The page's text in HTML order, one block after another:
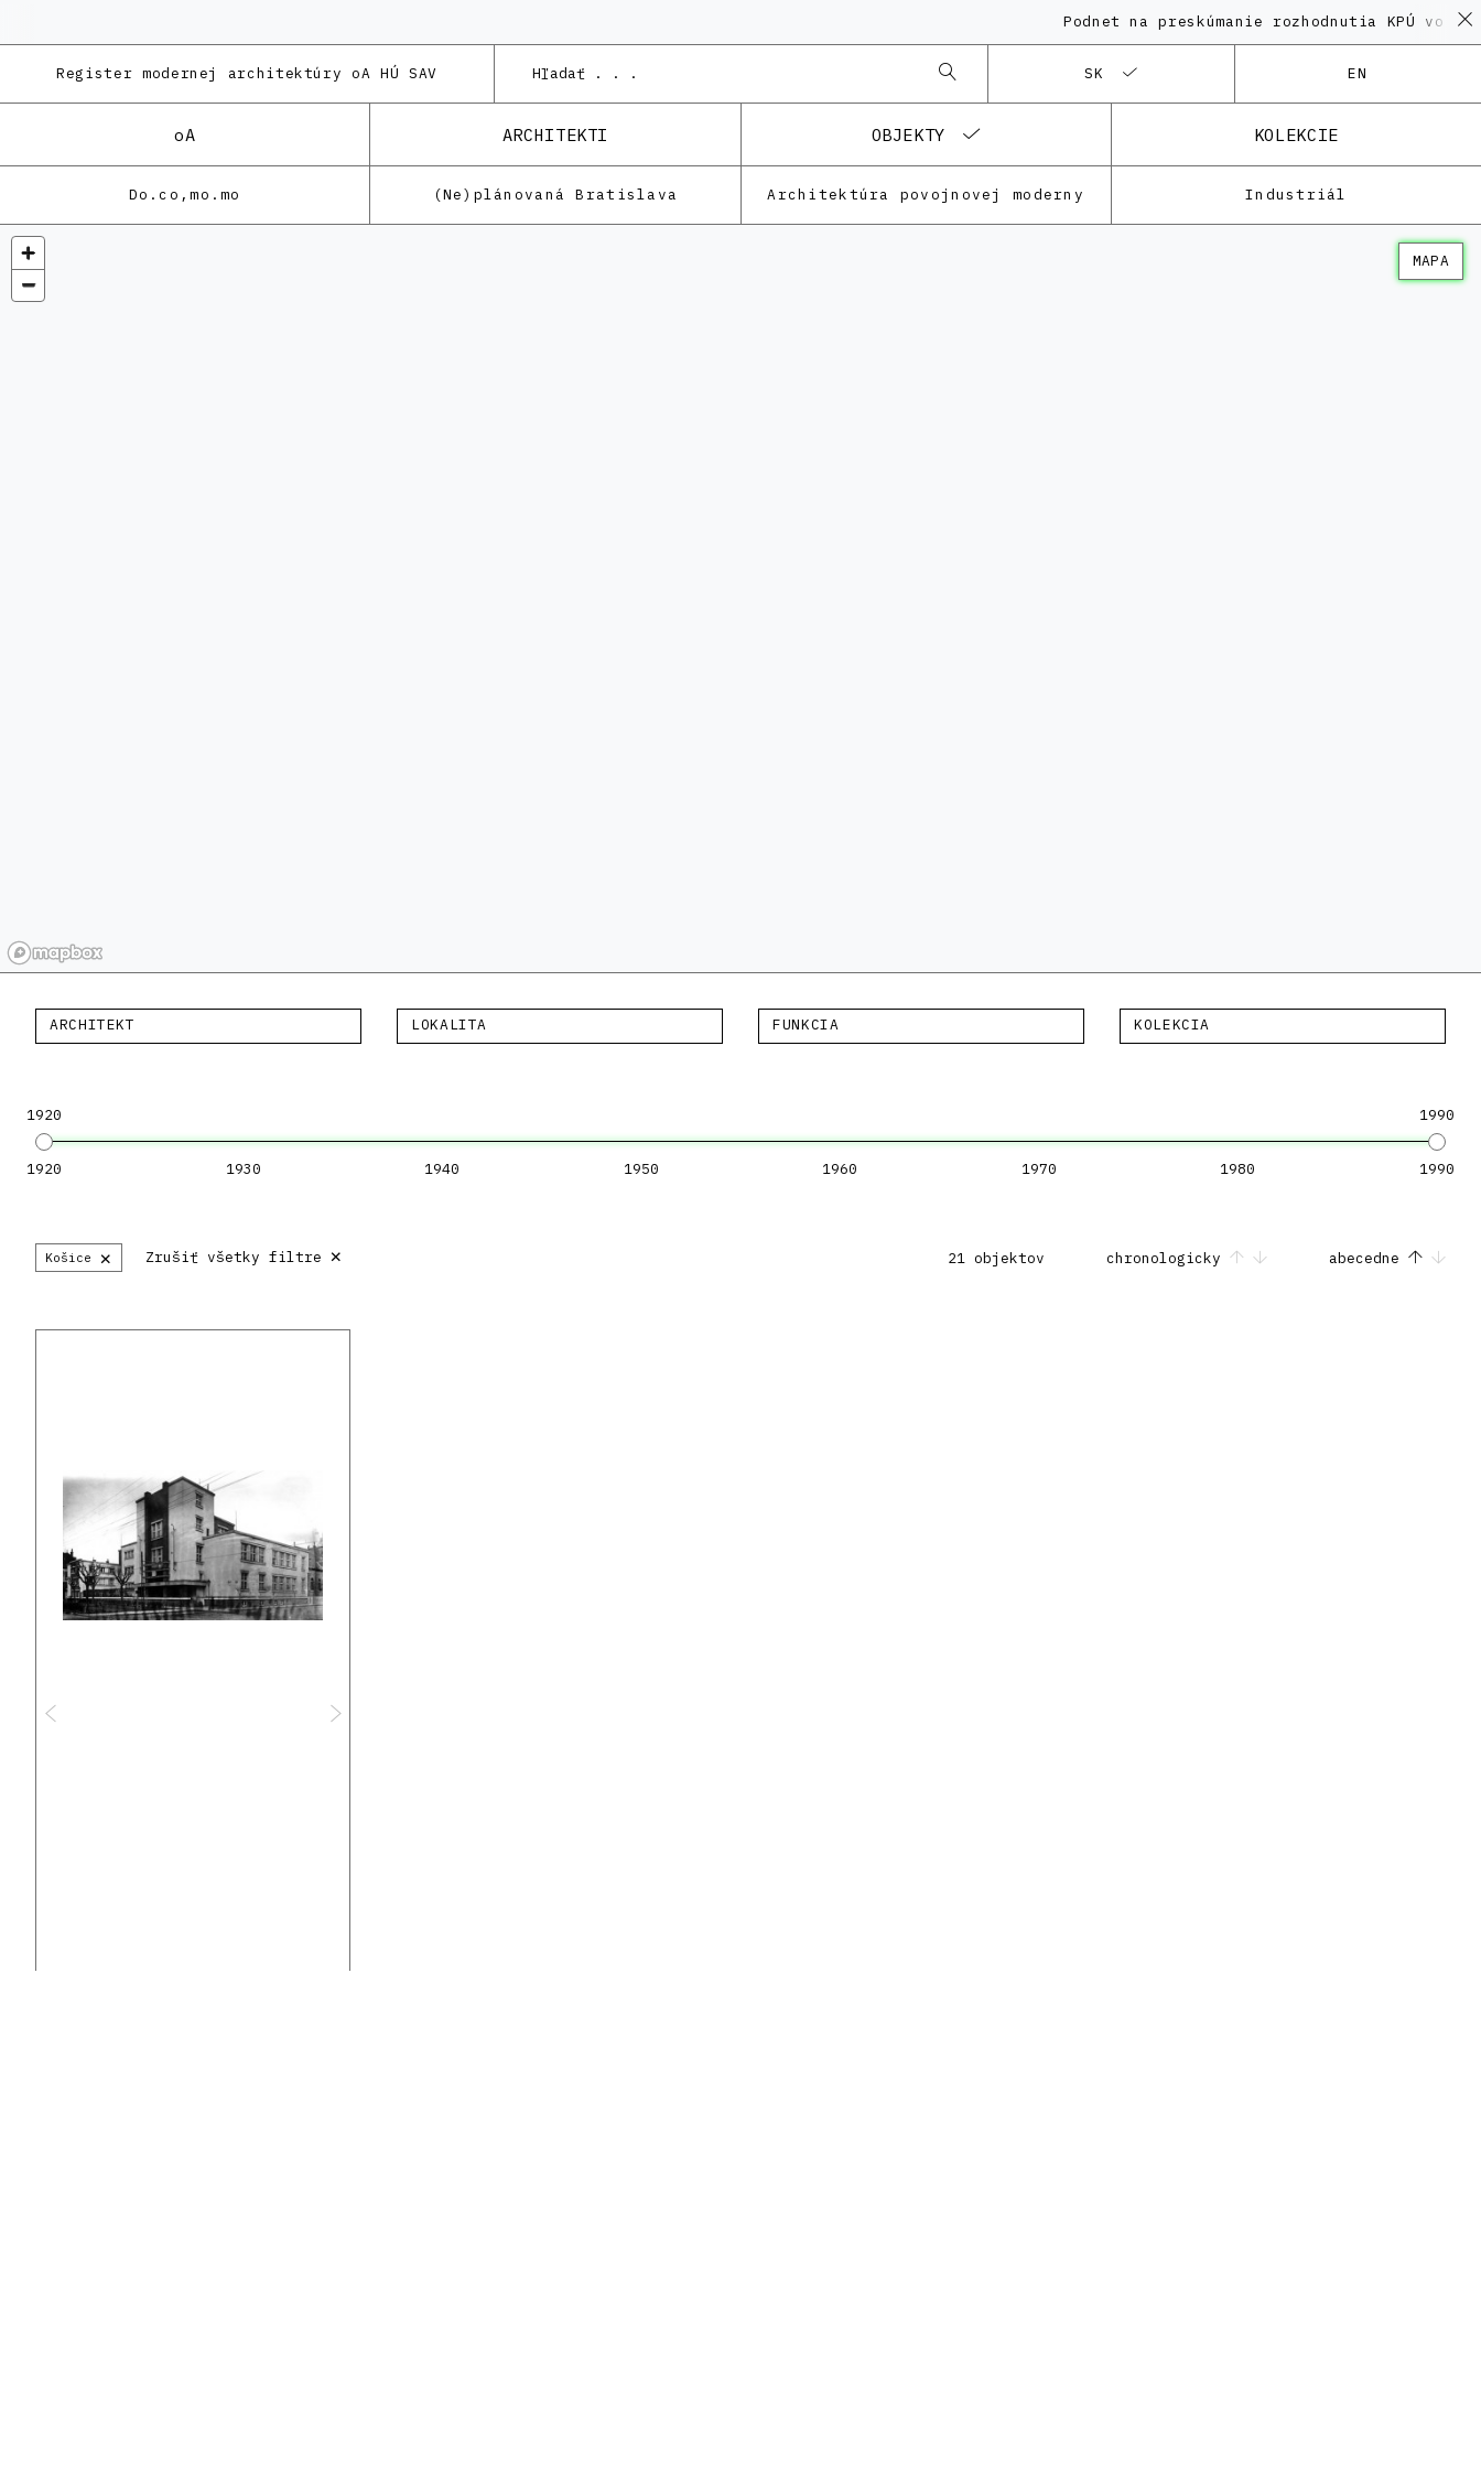
Podnet na preskúmanie rozhodnutia KPÚ vo veci
Register modernej architektúry oA HÚ SAV SK EN
oA ARCHITEKTI OBJEKTY KOLEKCIE
Do.co,mo.mo (Ne)plánovaná Bratislava Architektúra povojnovej moderny Industriál
MAPA
ARCHITEKT LOKALITA FUNKCIA KOLEKCIA
1920 1990
1920 1930 1940 1950 1960 1970 1980 1990
Košice × Zrušiť všetky filtre × 21 objektov chronologicky abecedne